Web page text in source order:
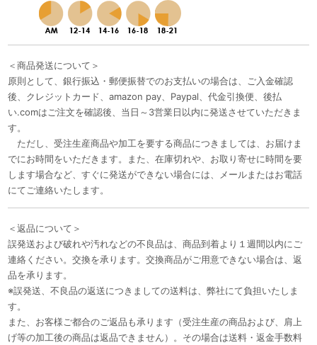
＜商品発送について＞
原則として、銀行振込・郵便振替でのお支払いの場合は、ご入金確認
後、クレジットカード、amazon pay、Paypal、代金引換便、後払
い.comはご注文を確認後、当日～3営業日以内に発送させていただきま
す。
ただし、受注生産商品や加工を要する商品につきましては、お届けま
でにお時間をいただきます。また、在庫切れや、お取り寄せに時間を要
します場合など、すぐに発送ができない場合には、メールまたはお電話
にてご連絡いたします。
＜返品について＞
誤発送および破れや汚れなどの不良品は、商品到着より１週間以内にご
連絡ください。交換を承ります。交換商品がご用意できない場合は、返
品を承ります。
※誤発送、不良品の返送につきましての送料は、弊社にて負担いたしま
す。
また、お客様ご都合のご返品も承ります（受注生産の商品および、肩上
げ等の加工後の商品は返品できません）。その場合は送料・返金手数料